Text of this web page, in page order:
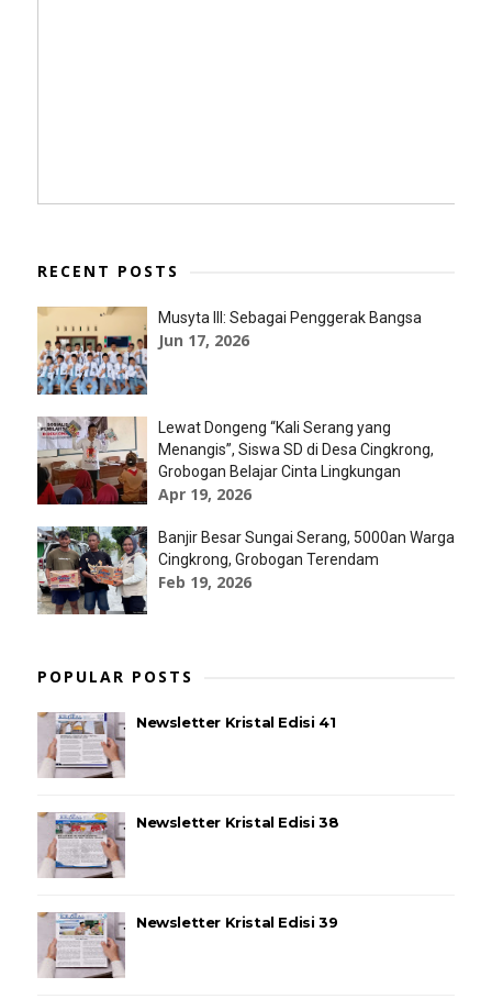
RECENT POSTS
Musyta III: Sebagai Penggerak Bangsa
Jun 17, 2026
Lewat Dongeng “Kali Serang yang
Menangis”, Siswa SD di Desa Cingkrong,
Grobogan Belajar Cinta Lingkungan
Apr 19, 2026
Banjir Besar Sungai Serang, 5000an Warga
Cingkrong, Grobogan Terendam
Feb 19, 2026
POPULAR POSTS
Newsletter Kristal Edisi 41
Newsletter Kristal Edisi 38
Newsletter Kristal Edisi 39